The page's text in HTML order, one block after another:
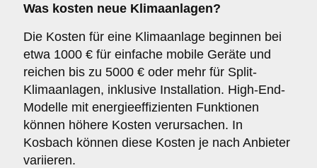
Was kosten neue Klimaanlagen?
Die Kosten für eine Klimaanlage beginnen bei
etwa 1000 € für einfache mobile Geräte und
reichen bis zu 5000 € oder mehr für Split-
Klimaanlagen, inklusive Installation. High-End-
Modelle mit energieeffizienten Funktionen
können höhere Kosten verursachen. In
Kosbach können diese Kosten je nach Anbieter
variieren.